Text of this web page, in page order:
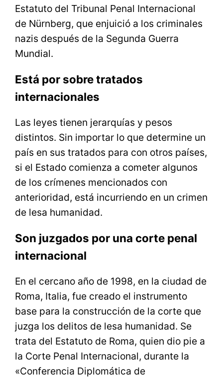
Estatuto del Tribunal Penal Internacional
de Nürnberg, que enjuició a los criminales
nazis después de la Segunda Guerra
Mundial.
Está por sobre tratados
internacionales
Las leyes tienen jerarquías y pesos
distintos. Sin importar lo que determine un
país en sus tratados para con otros países,
si el Estado comienza a cometer algunos
de los crímenes mencionados con
anterioridad, está incurriendo en un crimen
de lesa humanidad.
Son juzgados por una corte penal
internacional
En el cercano año de 1998, en la ciudad de
Roma, Italia, fue creado el instrumento
base para la construcción de la corte que
juzga los delitos de lesa humanidad. Se
trata del Estatuto de Roma, quien dio pie a
la Corte Penal Internacional, durante la
«Conferencia Diplomática de